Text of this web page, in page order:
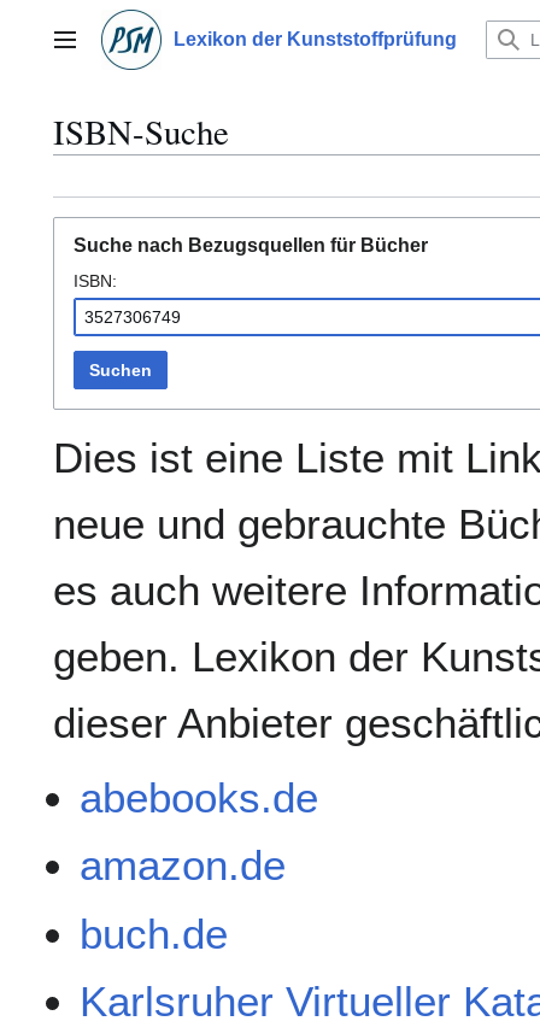
springenHauptmenü Lexikon der Kunststoffprüfung
ISBN-Suche
Suche nach Bezugsquellen für Bücher
ISBN:
Suchen
Dies ist eine Liste mit
neue und gebrauchte
es auch weitere
geben. Lexikon der
dieser Anbieter
abebooks.de
amazon.de
buch.de
Karlsruher Virtueller